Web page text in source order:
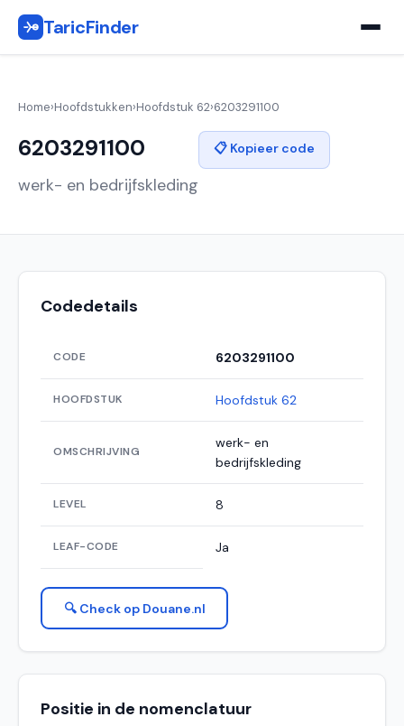
TaricFinder
Home›Hoofdstukken›Hoofdstuk 62›6203291100
6203291100
werk- en bedrijfskleding
📋 Kopieer code
Codedetails
CODE 6203291100
HOOFDSTUK Hoofdstuk 62
OMSCHRIJVING
werk- en
bedrijfskleding
LEVEL 8
LEAF-CODE Ja
🔍 Check op Douane.nl
Positie in de nomenclatuur